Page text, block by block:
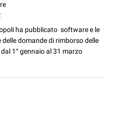
ha pubblicato software e le
domande di rimborso delle
1° gennaio al 31 marzo